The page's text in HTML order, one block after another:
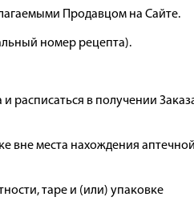
Продавцом на Сайте.
номер рецепта).
расписаться в получении
вне места нахождения аптечной
таре и (или) упаковке